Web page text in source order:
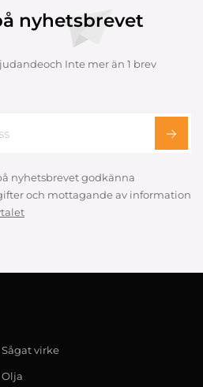
nyhetsbrevet
Inte mer än 1 brev
nyhetsbrevet godkänna
och mottagande av information
Sågat virke
Olja